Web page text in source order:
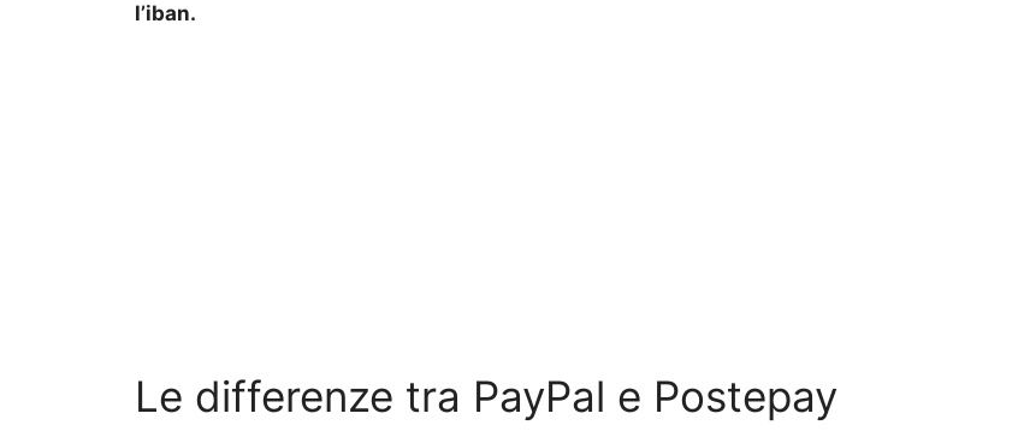
l’iban.
Le differenze tra PayPal e Postepay